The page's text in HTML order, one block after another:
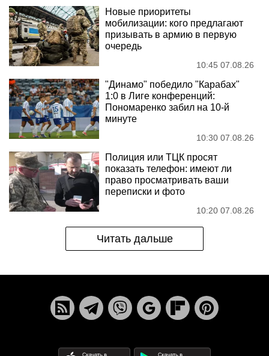
Новые приоритеты
мобилизации: кого предлагают
призывать в армию в первую
очередь
10:45 07.08.26
"Динамо" победило "Карабах"
1:0 в Лиге конференций:
Пономаренко забил на 10-й
минуте
10:30 07.08.26
Полиция или ТЦК просят
показать телефон: имеют ли
право просматривать ваши
переписки и фото
10:20 07.08.26
Читать дальше